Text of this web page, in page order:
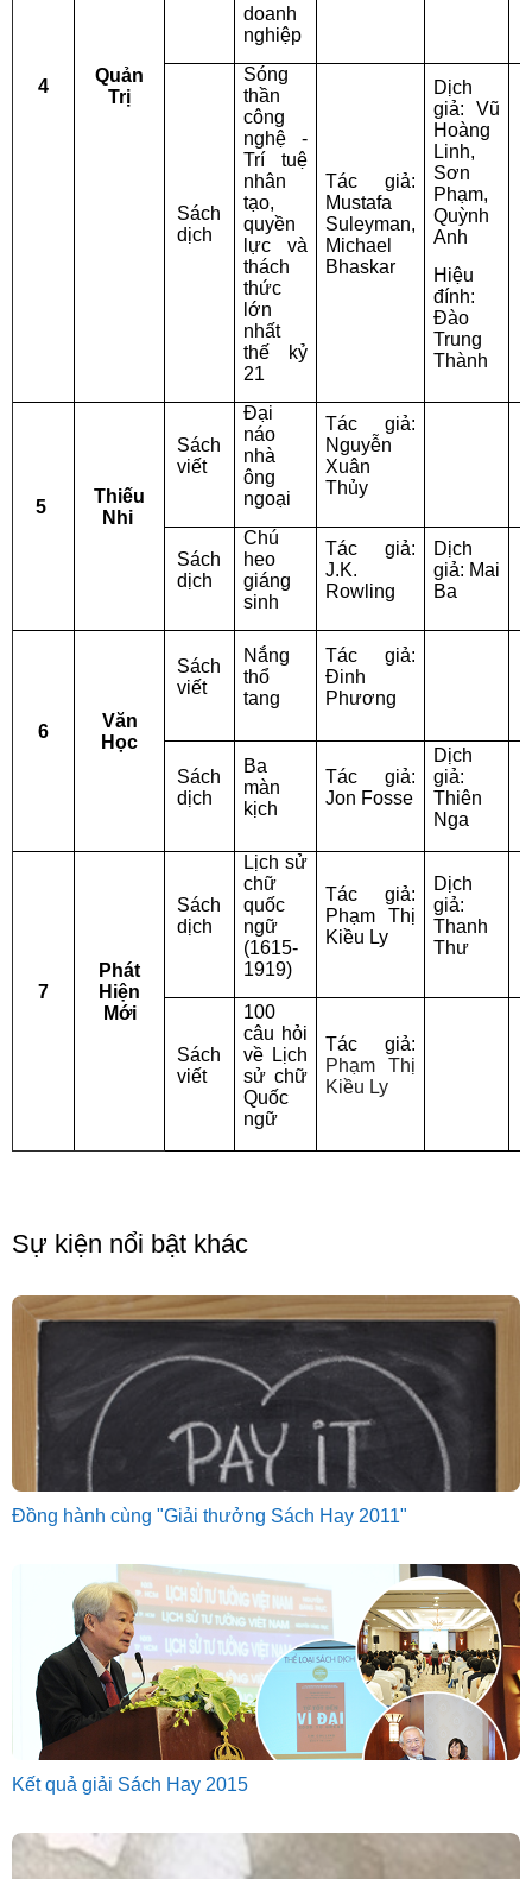
4
Quản
Trị
doanh
nghiệp
Sách
dịch
Sóng
thần
công
nghệ -
Trí tuệ
nhân
tạo,
quyền
lực và
thách
thức
lớn
nhất
thế kỷ
21
Tác giả:
Mustafa
Suleyman,
Michael
Bhaskar
Dịch
giả: Vũ
Hoàng
Linh,
Sơn
Phạm,
Quỳnh
Anh
Hiệu
đính:
Đào
Trung
Thành
5
Thiếu
Nhi
Sách
viết
Đại
náo
nhà
ông
ngoại
Tác giả:
Nguyễn
Xuân
Thủy
Sách
dịch
Chú
heo
giáng
sinh
Tác giả:
J.K.
Rowling
Dịch
giả: Mai
Ba
6
Văn
Học
Sách
viết
Nắng
thổ
tang
Tác giả:
Đinh
Phương
Sách
dịch
Ba
màn
kịch
Tác giả:
Jon Fosse
Dịch
giả:
Thiên
Nga
7
Phát
Hiện
Mới
Sách
dịch
Lịch sử
chữ
quốc
ngữ
(1615-
1919)
Tác giả:
Phạm Thị
Kiều Ly
Dịch
giả:
Thanh
Thư
Sách
viết
100
câu hỏi
về Lịch
sử chữ
Quốc
ngữ
Tác giả:
Phạm Thị
Kiều Ly
Sự kiện nổi bật khác
Đồng hành cùng "Giải thưởng Sách Hay 2011"
Kết quả giải Sách Hay 2015